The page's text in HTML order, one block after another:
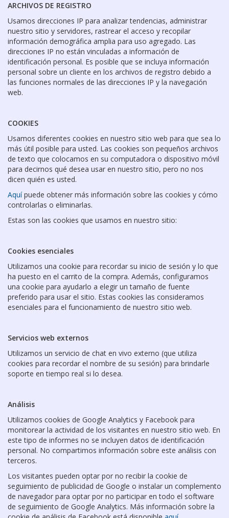
ARCHIVOS DE REGISTRO
Usamos direcciones IP para analizar tendencias, administrar
nuestro sitio y servidores, rastrear el acceso y recopilar
información demográfica amplia para uso agregado. Las
direcciones IP no están vinculadas a información de
identificación personal. Es posible que se incluya información
personal sobre un cliente en los archivos de registro debido a
las funciones normales de las direcciones IP y la navegación
web.
COOKIES
Usamos diferentes cookies en nuestro sitio web para que sea lo
más útil posible para usted. Las cookies son pequeños archivos
de texto que colocamos en su computadora o dispositivo móvil
para decirnos qué desea usar en nuestro sitio, pero no nos
dicen quién es usted.
Aquípuede obtener más información sobre las cookies y cómo
controlarlas o eliminarlas.
Estas son las cookies que usamos en nuestro sitio:
Cookies esenciales
Utilizamos una cookie para recordar su inicio de sesión y lo que
ha puesto en el carrito de la compra. Además, configuramos
una cookie para ayudarlo a elegir un tamaño de fuente
preferido para usar el sitio. Estas cookies las consideramos
esenciales para el funcionamiento de nuestro sitio web.
Servicios web externos
Utilizamos un servicio de chat en vivo externo (que utiliza
cookies para recordar el nombre de su sesión) para brindarle
soporte en tiempo real si lo desea.
Análisis
Utilizamos cookies de Google Analytics y Facebook para
monitorear la actividad de los visitantes en nuestro sitio web. En
este tipo de informes no se incluyen datos de identificación
personal. No compartimos información sobre este análisis con
terceros.
Los visitantes pueden optar por no recibir la cookie de
seguimiento de publicidad de Google o instalar un complemento
de navegador para optar por no participar en todo el software
de seguimiento de Google Analytics. Más información sobre la